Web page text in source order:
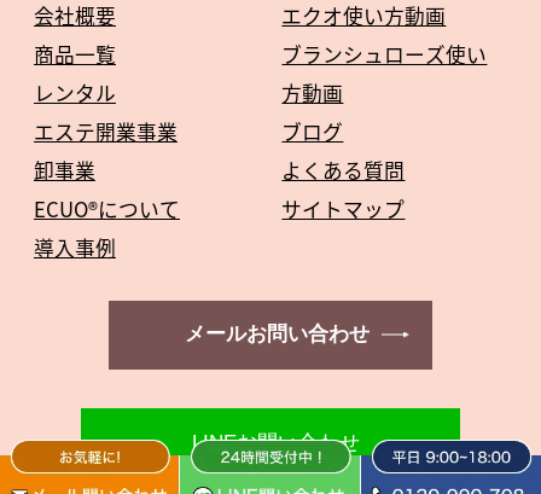
会社概要
商品一覧
レンタル
エステ開業事業
卸事業
ECUO®について
導入事例
エクオ使い方動画
ブランシュローズ使い
方動画
ブログ
よくある質問
サイトマップ
メールお問い合わせ
LINEお問い合わせ